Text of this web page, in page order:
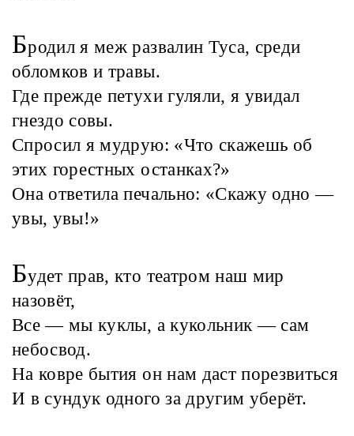
Бродил я меж развалин Туса, среди
обломков и травы.
Где прежде петухи гуляли, я увидал
гнездо совы.
Спросил я мудрую: «Что скажешь об
этих горестных останках?»
Она ответила печально: «Скажу одно —
увы, увы!»
Будет прав, кто театром наш мир
назовёт,
Все — мы куклы, а кукольник — сам
небосвод.
На ковре бытия он нам даст порезвиться
И в сундук одного за другим уберёт.